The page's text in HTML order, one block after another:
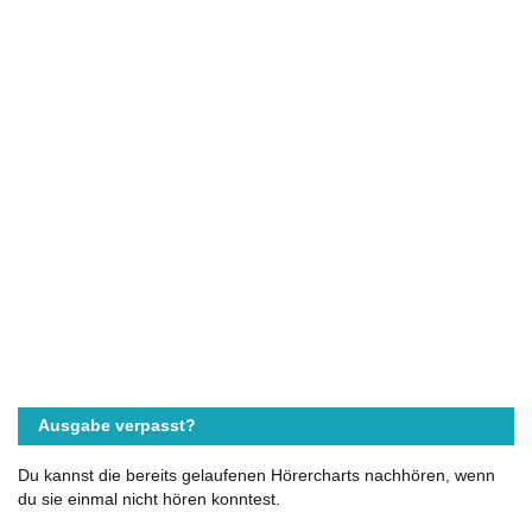
Ausgabe verpasst?
Du kannst die bereits gelaufenen Hörercharts nachhören, wenn
du sie einmal nicht hören konntest.